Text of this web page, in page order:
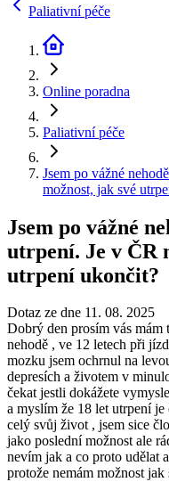
Paliativní péče
Online poradna
Paliativní péče
Jsem po vážné
možnost, jak své
Jsem po vážné
utrpení. Je v ČR
utrpení ukončit?
Dotaz ze dne 11. 08. 2025
Dobrý den prosím vás
nehodě , ve 12 letech při
mozku jsem ochrnul na
depresích a životem v
čekat jestli dokážete
a myslím že 18 let utrpení
celý svůj život , jsem sice
jako poslední možnost ale
nevím jak a co proto udělat
protože nemám možnost jak